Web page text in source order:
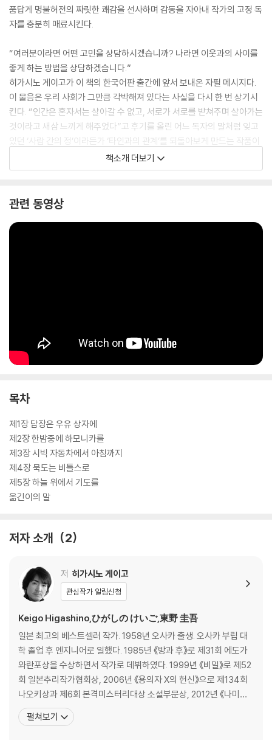
품답게 명불허전의 짜릿한 쾌감을 선사하며 감동을 자아내 작가의 고정 독
자를 충분히 매료시킨다.
“여러분이라면 어떤 고민을 상담하시겠습니까? 나라면 이웃과의 사이를
좋게 하는 방법을 상담하겠습니다.”
히가시노 게이고가 이 책의 한국어판 출간에 앞서 보내온 자필 메시지다.
이 물음은 우리 사회가 그만큼 각박해져 있다는 사실을 다시 한 번 상기시
킨다. “인간은 혼자서는 살아갈 수 없고, 서로가 서로를 받쳐주며 살아가는
것이라고 새삼 느끼게 해주었다”고 후기를 올린 어느 독자의 말처럼 잊고
있던 ‘사람 간의 정’이라든가 ‘타인과의 관계’를 되돌아보게 만드는 작품이
기에 더욱 특별하게 다가온다.책소개 더보기
관련 동영상
목차
제1장 답장은 우유 상자에
제2장 한밤중에 하모니카를
제3장 시빅 자동차에서 아침까지
제4장 묵도는 비틀스로
제5장 하늘 위에서 기도를
옮긴이의 말
저자 소개 2
저 히가시노 게이고
관심작가 알림신청
Keigo Higashino,ひがしの けいご,東野 圭吾
일본 최고의 베스트셀러 작가. 1958년 오사카 출생. 오사카 부립 대
학 졸업 후 엔지니어로 일했다. 1985년 《방과 후》로 제31회 에도가
와란포상을 수상하면서 작가로 데뷔하였다. 1999년 《비밀》로 제52
회 일본추리작가협회상, 2006년 《용의자 X의 헌신》으로 제134회
나오키상과 제6회 본격미스터리대상 소설부문상, 2012년 《나미야
잡화점의 기적》으로 제7회 중앙공론문예상, 2013년 《몽환화》로 제
26회 시바타렌자부로상, 2014년 《기도의 막이 내릴 때》로 제48회
펼쳐보기